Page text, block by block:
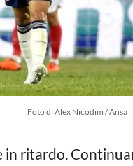
Foto di Alex Nicodim / Ansa
ritardo.